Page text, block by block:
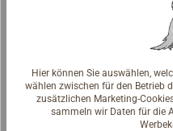
Hier können Sie auswählen,
wählen zwischen für den Betrieb
zusätzlichen Marketing-
sammeln wir Daten für die